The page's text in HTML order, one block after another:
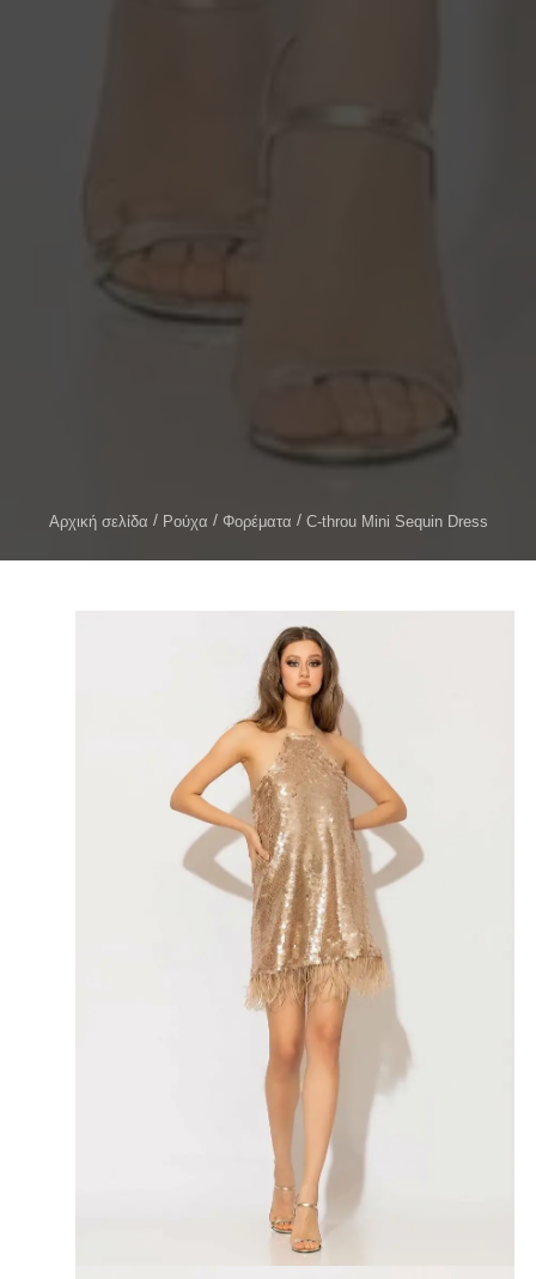
Αρχική σελίδα Ρούχα Φορέματα C-throu Mini Sequin Dress